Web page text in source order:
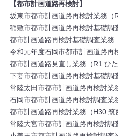
【都市計画道路再検討】
坂東市都市計画道路再検討業務（
稲敷市都市計画道路再検討基礎調
都市計画道路再検討基礎調査業務
令和元年度石岡市都市計画道路再
都市計画道路見直し業務（R1 ひた
下妻市都市計画道路再検討基礎調
常陸太田市都市計画道路再検討業
石岡市都市計画道路再検討調査業
都市計画道路再検討業務（H30 筑
常陸大宮市都市計画道路再検討調